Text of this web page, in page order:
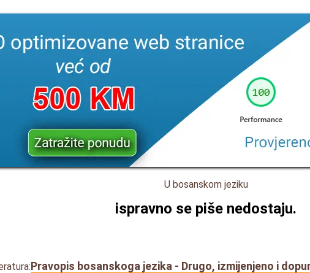
U bosanskom jeziku
ispravno se piše nedostaju.
Pravopis bosanskoga jezika - Drugo, izmijenjeno i